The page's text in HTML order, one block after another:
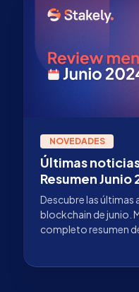
NOVEDADES
Últimas
Resumen Junio
Descubre las últimas
blockchain de junio.
completo resumen